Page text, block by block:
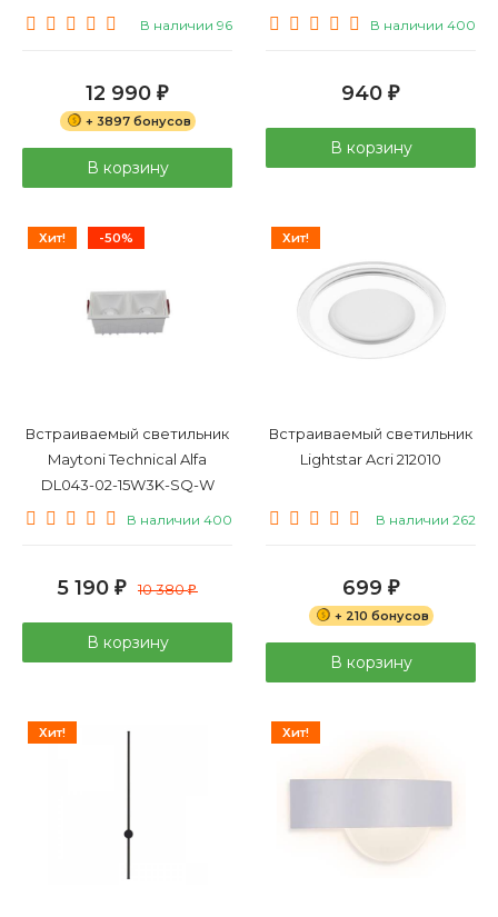
В наличии 96
12 990 ₽
+ 3897 бонусов
В корзину
В наличии 400
940 ₽
В корзину
Хит! -50%
Встраиваемый светильник
Maytoni Technical Alfa
DL043-02-15W3K-SQ-W
В наличии 400
5 190 ₽ 10 380₽
В корзину
Хит!
Встраиваемый светильник
Lightstar Acri 212010
В наличии 262
699 ₽
+ 210 бонусов
В корзину
Хит! Хит!